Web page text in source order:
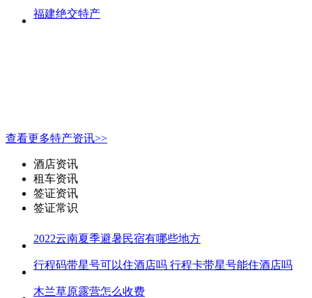
福建绝交特产
查看更多特产资讯>>
酒店资讯
租车资讯
签证资讯
签证常识
2022云南夏季避暑民宿有哪些地方
行程码带星号可以住酒店吗 行程卡带星号能住酒店吗
木兰草原露营怎么收费